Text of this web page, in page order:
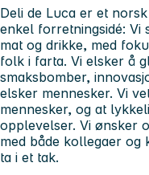
Deli de Luca er et
enkel forretningsidé: Vi
mat og drikke, med
folk i farta. Vi elsker å
smaksbomber,
elsker mennesker. Vi
mennesker, og at
opplevelser. Vi ønsker
med både kollegaer og
ta i et tak.